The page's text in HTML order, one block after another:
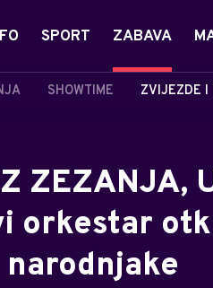
SPORT ZABAVA
SHOWTIME ZVIJEZDE I
ZEZANJA,
orkestar